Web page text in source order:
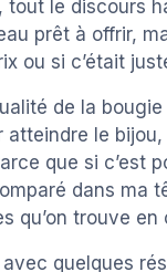
le discours
prêt à offrir,
ou si c’était
de la
le
que si c’est
dans
qu’on trouve
quelques